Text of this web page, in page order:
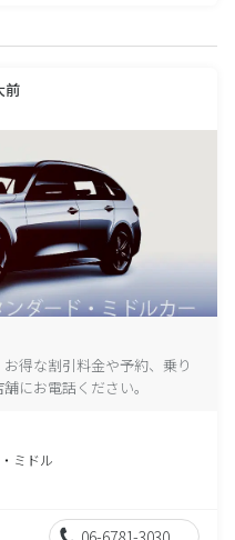
前
得な割引料金や予約、乗り
にお電話ください。
ミドル